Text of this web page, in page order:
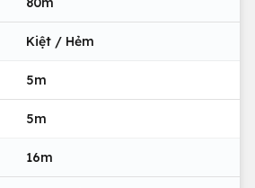
Kiệt / Hẻm
5m
5m
16m